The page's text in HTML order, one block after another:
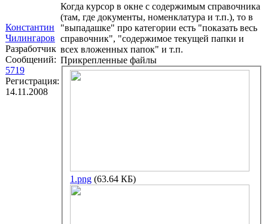
Константин
Чилингаров
Разработчик
Сообщений:
5719
Регистрация:
14.11.2008
Когда курсор в окне с содержимым справочника
(там, где документы, номенклатура и т.п.), то в
"выпадашке" про категории есть "показать весь
справочник", "содержимое текущей папки и
всех вложенных папок" и т.п.
Прикрепленные файлы
1.png (63.64 КБ)